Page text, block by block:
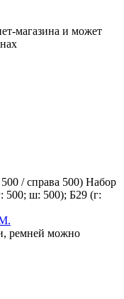
магазина и может
/ справа 500) Набор
500; ш: 500); Б29 (г:
ремней можно